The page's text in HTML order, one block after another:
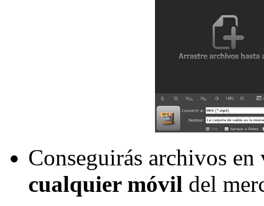
Conseguirás archivos
cualquier móvil del